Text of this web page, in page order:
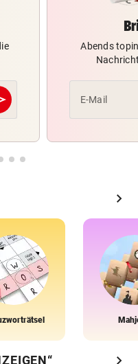
Abends
E-Mail
chevron_right